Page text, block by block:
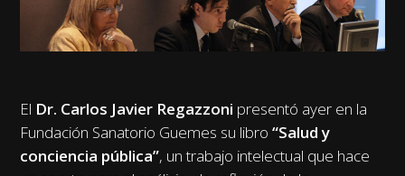
El Dr. Carlos Javier Regazzoni presentó ayer en la
Fundación Sanatorio Guemes su libro “Salud y
conciencia pública”, un trabajo intelectual que hace